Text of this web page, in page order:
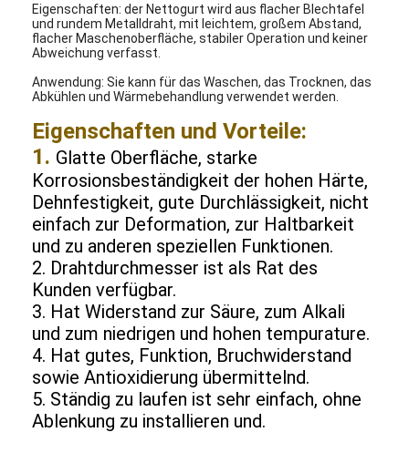
Eigenschaften: der Nettogurt wird aus flacher Blechtafel
und rundem Metalldraht, mit leichtem, großem Abstand,
flacher Maschenoberfläche, stabiler Operation und keiner
Abweichung verfasst.
Anwendung: Sie kann für das Waschen, das Trocknen, das
Abkühlen und Wärmebehandlung verwendet werden.
Eigenschaften und Vorteile:
1. Glatte Oberfläche, starke
Korrosionsbeständigkeit der hohen Härte,
Dehnfestigkeit, gute Durchlässigkeit, nicht
einfach zur Deformation, zur Haltbarkeit
und zu anderen speziellen Funktionen.
2. Drahtdurchmesser ist als Rat des
Kunden verfügbar.
3. Hat Widerstand zur Säure, zum Alkali
und zum niedrigen und hohen tempurature.
4. Hat gutes, Funktion, Bruchwiderstand
sowie Antioxidierung übermittelnd.
5. Ständig zu laufen ist sehr einfach, ohne
Ablenkung zu installieren und.